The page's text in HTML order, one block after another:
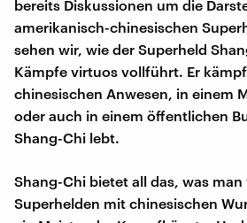
bereits Diskussionen um die
amerikanisch-chinesischen
sehen wir, wie der Superheld
Kämpfe virtuos vollführt. Er
chinesischen Anwesen, in einem
oder auch in einem öffentlichen
Shang-Chi lebt.
Shang-Chi bietet all das, was man
Superhelden mit chinesischen